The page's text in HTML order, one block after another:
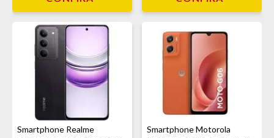
Smartphone Realme
Smartphone Motorola